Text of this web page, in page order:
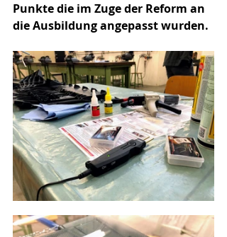
Punkte die im Zuge der Reform an
die Ausbildung angepasst wurden.